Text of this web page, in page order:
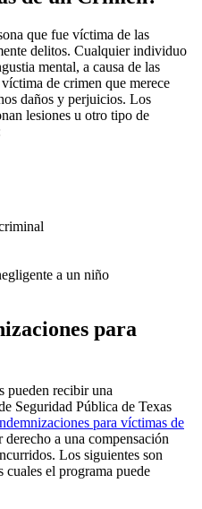
que fue víctima de las
delitos. Cualquier individuo
mental, a causa de las
de crimen que merece
daños y perjuicios. Los
lesiones u otro tipo de
a un niño
para
pueden recibir una
Seguridad Pública de Texas
para víctimas de
a una compensación
Los siguientes son
cuales el programa puede